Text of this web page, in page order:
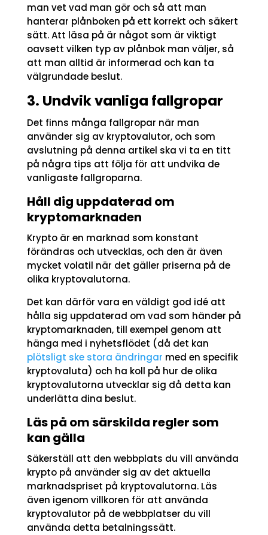
man vet vad man gör och så att man
hanterar plånboken på ett korrekt och säkert
sätt. Att läsa på är något som är viktigt
oavsett vilken typ av plånbok man väljer, så
att man alltid är informerad och kan ta
välgrundade beslut.
3. Undvik vanliga fallgropar
Det finns många fallgropar när man
använder sig av kryptovalutor, och som
avslutning på denna artikel ska vi ta en titt
på några tips att följa för att undvika de
vanligaste fallgroparna.
Håll dig uppdaterad om
kryptomarknaden
Krypto är en marknad som konstant
förändras och utvecklas, och den är även
mycket volatil när det gäller priserna på de
olika kryptovalutorna.
Det kan därför vara en väldigt god idé att
hålla sig uppdaterad om vad som händer på
kryptomarknaden, till exempel genom att
hänga med i nyhetsflödet (då det kan
plötsligt ske stora ändringar med en specifik
kryptovaluta) och ha koll på hur de olika
kryptovalutorna utvecklar sig då detta kan
underlätta dina beslut.
Läs på om särskilda regler som
kan gälla
Säkerställ att den webbplats du vill använda
krypto på använder sig av det aktuella
marknadspriset på kryptovalutorna. Läs
även igenom villkoren för att använda
kryptovalutor på de webbplatser du vill
använda detta betalningssätt.